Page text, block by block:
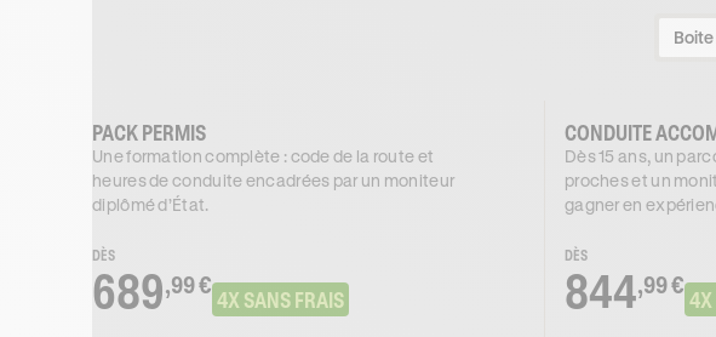
PACK PERMIS
Une formation complète : code de la route et
heures de conduite encadrées par un moniteur
diplômé d’État.
DÈS
689,99 €
4X SANS FRAIS
CONDUITE
Dès 15 ans, un
proches et un
gagner en
DÈS
844,99 €
4X